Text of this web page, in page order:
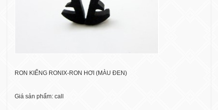
RON KIẾNG RONIX-RON HƠI (MÀU ĐEN)
Giá sản phẩm: call